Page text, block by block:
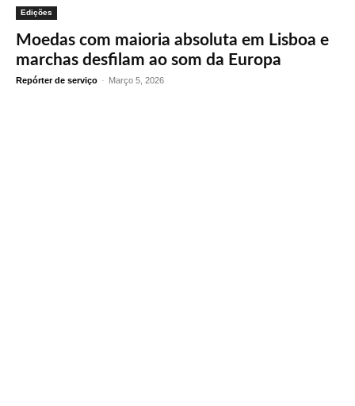
Edições
Moedas com maioria absoluta em Lisboa e
marchas desfilam ao som da Europa
Repórter de serviço - Março 5, 2026